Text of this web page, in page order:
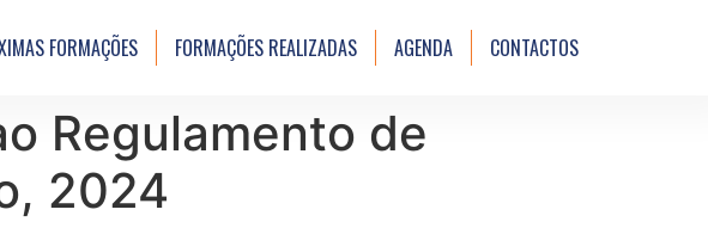
FORMAÇÕES FORMAÇÕES REALIZADAS AGENDA CONTACTOS
Regulamento de
2024